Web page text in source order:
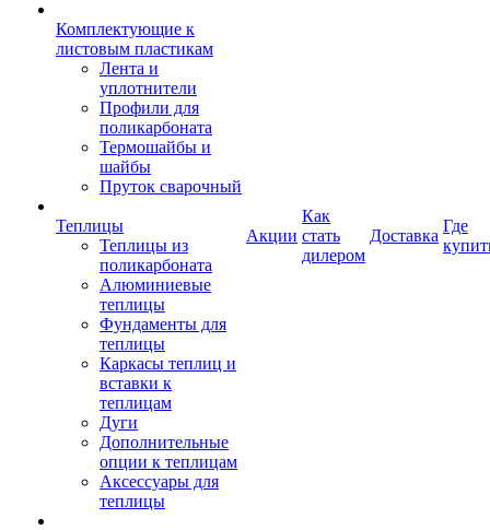
Комплектующие к
листовым пластикам
Лента и
уплотнители
Профили для
поликарбоната
Термошайбы и
шайбы
Пруток сварочный
Теплицы
Теплицы из
поликарбоната
Алюминиевые
теплицы
Фундаменты для
теплицы
Каркасы теплиц и
вставки к
теплицам
Дуги
Дополнительные
опции к теплицам
Аксессуары для
теплицы
Акции
Как
стать
дилером
Доставка
Где